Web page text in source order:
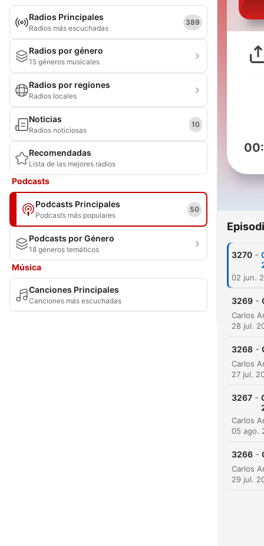
Radios Principales
Radios más escuchadas
389
Radios por género
15 géneros musicales
Radios por regiones
Radios locales
Noticias
Radios noticiosas
10
Recomendadas
Lista de las mejores radios
Podcasts
Podcasts Principales
Podcasts más populares
50
Podcasts por Género
18 géneros temáticos
Música
Canciones Principales
Canciones más escuchadas
3270 -
02 jun.
3269 -
28 jul.
3268 -
27 jul.
3267 -
05 ago.
3266 -
29 jul.